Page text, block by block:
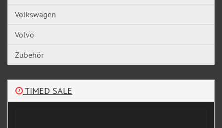
Volkswagen
Volvo
Zubehör
TIMED SALE